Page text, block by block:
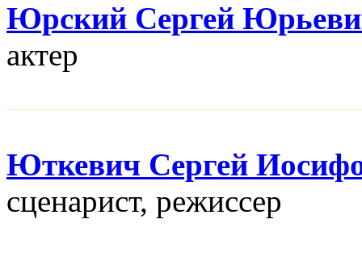
Юрский Сергей
актер
Юткевич Сергей
сценарист, режисcер